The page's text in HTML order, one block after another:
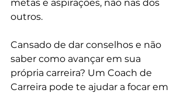
metas e aspirações, não nas dos
outros.
Cansado de dar conselhos e não
saber como avançar em sua
própria carreira? Um Coach de
Carreira pode te ajudar a focar em